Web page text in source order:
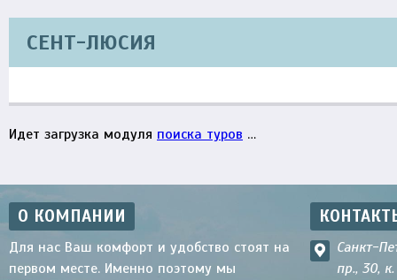
СЕНТ-ЛЮСИЯ
Идет загрузка модуля поиска туров …
О КОМПАНИИ
Для нас Ваш комфорт и удобство стоят на
первом месте. Именно поэтому мы
Санкт-
пр., 30,